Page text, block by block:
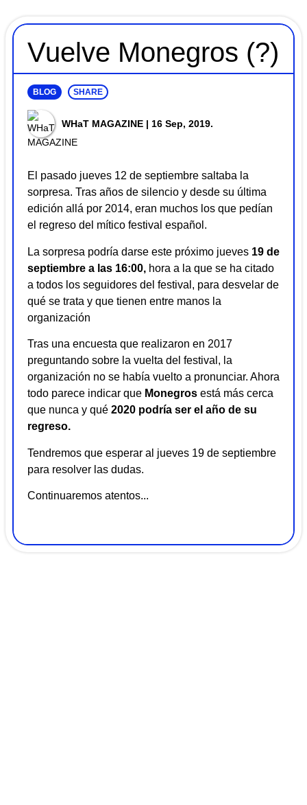
Vuelve Monegros (?)
BLOG SHARE
WHaT MAGAZINE | 16 Sep, 2019.
El pasado jueves 12 de septiembre saltaba la
sorpresa. Tras años de silencio y desde su última
edición allá por 2014, eran muchos los que pedían
el regreso del mítico festival español.
La sorpresa podría darse este próximo jueves 19 de
septiembre a las 16:00, hora a la que se ha citado
a todos los seguidores del festival, para desvelar de
qué se trata y que tienen entre manos la
organización
Tras una encuesta que realizaron en 2017
preguntando sobre la vuelta del festival, la
organización no se había vuelto a pronunciar. Ahora
todo parece indicar que Monegros está más cerca
que nunca y qué 2020 podría ser el año de su
regreso.
Tendremos que esperar al jueves 19 de septiembre
para resolver las dudas.
Continuaremos atentos...